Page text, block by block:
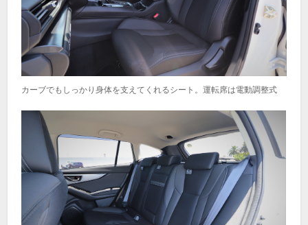
カーブでもしっかり身体を支えてくれるシート。運転席は電動調整式